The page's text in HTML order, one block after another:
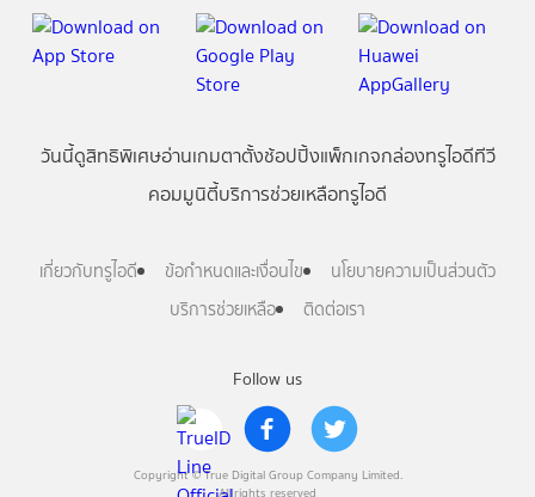
Follow us
Copyright © True Digital Group Company Limited.
All rights reserved
วันนี้ดูสิทธิพิเศษอ่านเกมตาตั้งช้อปปิ้งแพ็กเกจกล่องทรูไอดีทีวี
คอมมูนิตี้บริการช่วยเหลือทรูไอดี
เกี่ยวกับทรูไอดี ข้อกำหนดและเงื่อนไข
นโยบายความเป็นส่วนตัว
บริการช่วยเหลือ
ติดต่อเรา